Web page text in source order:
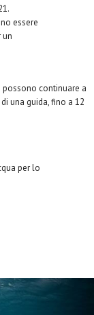
essere
continuare a
una guida, fino a 12
per lo